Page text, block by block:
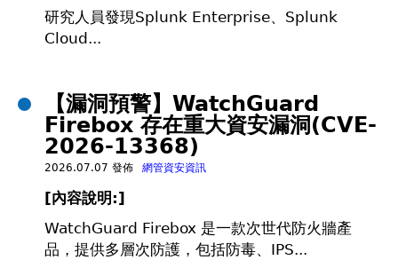
研究人員發現Splunk Enterprise、Splunk
Cloud...
【漏洞預警】WatchGuard
Firebox 存在重大資安漏洞(CVE-
2026-13368)
2026.07.07 發佈 網管資安資訊
[內容說明:]
WatchGuard Firebox 是一款次世代防火牆產
品，提供多層次防護，包括防毒、IPS...